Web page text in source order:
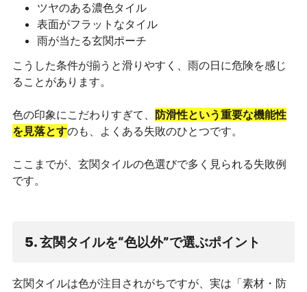
ツヤのある濃色タイル
表面がフラットなタイル
雨が当たる玄関ポーチ
こうした条件が揃うと滑りやすく、雨の日に危険を感じ
ることがあります。
色の印象にこだわりすぎて、 防滑性という重要な機能性
を見落とすのも、よくある失敗のひとつです。
ここまでが、玄関タイルの色選びで多く見られる失敗例
です。
5. 玄関タイルを“色以外”で選ぶポイント
玄関タイルは色が注目されがちですが、実は「素材・防